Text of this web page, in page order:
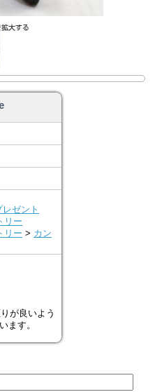
レゼント
リー
リー > カン
が良いよう
ます。